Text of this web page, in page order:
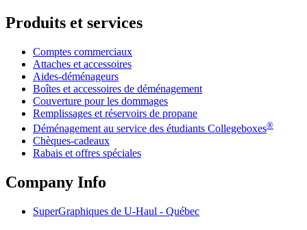
Produits et services
Comptes commerciaux
Attaches et accessoires
Aides-déménageurs
Boîtes et accessoires de déménagement
Couverture pour les dommages
Remplissages et réservoirs de propane
Déménagement au service des étudiants Collegeboxes®
Chèques-cadeaux
Rabais et offres spéciales
Company Info
SuperGraphiques de U-Haul - Québec